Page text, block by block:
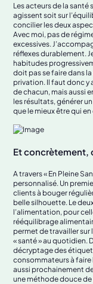
Les acteurs de la
agissent soit sur
concilier les deux
Avec moi, pas de
excessives.
réflexes durablement.
habitudes
doit pas se faire dans
privation. Il faut donc y
de chacun, mais aussi
les résultats, générer
que le mieux être qui
Et concrètement,
A travers « En Pleine
personnalisé. Un
clients à bouger
belle silhouette. Le
l’alimentation, pour
rééquilibrage
permet de travailler sur
« santé » au quotidien.
décryptage des
consommateurs à faire
aussi prochainement
une méthode douce